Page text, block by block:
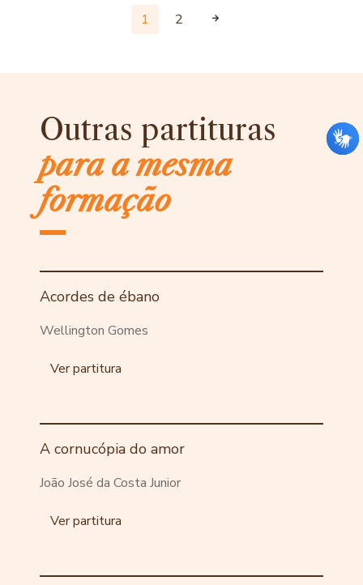
1 2
Outras partituras
para a mesma
formação
Acordes de ébano
Wellington Gomes
Ver partitura
A cornucópia do amor
João José da Costa Junior
Ver partitura